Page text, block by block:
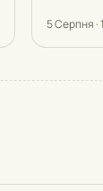
5 Серпня ·